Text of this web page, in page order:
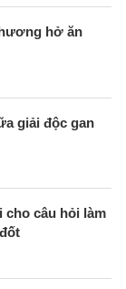
hở ăn
giải độc gan
cho câu hỏi làm